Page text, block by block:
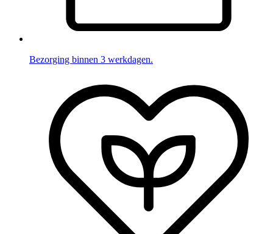
Bezorging binnen 3 werkdagen.